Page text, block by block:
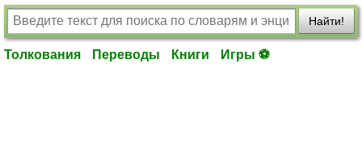
Найти!
Толкования Переводы Книги Игры ⚽